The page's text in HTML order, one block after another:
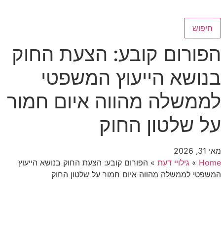
חיפוש
הפורום קובע: הצעת החוק
בנושא הייעוץ המשפטי
לממשלה מהווה איום חמור
על שלטון החוק
מאי 31, 2026
Home
» גילויי דעת » הפורום קובע: הצעת החוק בנושא הייעוץ
המשפטי לממשלה מהווה איום חמור על שלטון החוק